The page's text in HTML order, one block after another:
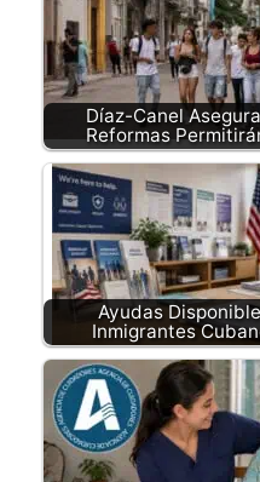
Díaz-Canel
Reformas
Ayudas
Inmigrantes